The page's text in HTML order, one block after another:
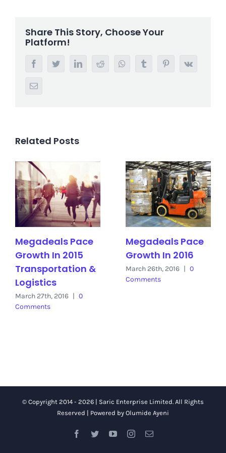
Share This Story, Choose Your
Platform!
FacebookTwitterLinkedInReddit WhatsappTumblr PinterestVk
Email
Related Posts
Megadeals Pace
Growth In 2015
Transportation &
Logistics
March 27th, 2016 | 0
Comments
Megadeals Pace
Growth In 2016
March 26th, 2016 | 0
Comments
© Copyright 2014 - 2026 | Saric Enterprise Limited. All Rights
Reserved | Powered by Olumide Ayeni
Facebook
TwitterYouTubeInstagram
Email